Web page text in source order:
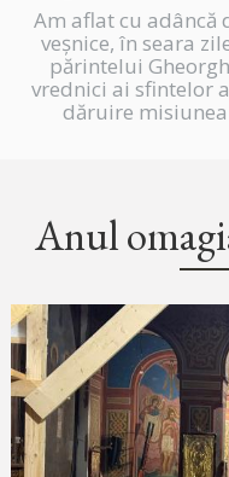
Am aflat cu adâncă
veșnice, în seara
părintelui
vrednici ai sfintelor
dăruire
Anul